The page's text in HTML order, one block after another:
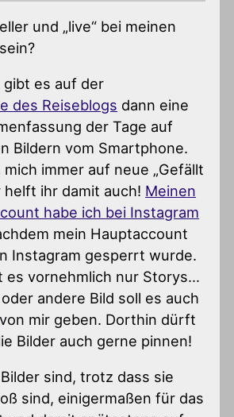
und „live“ bei meinen
es auf der
des Reiseblogs dann eine
der Tage auf
Bildern vom Smartphone.
immer auf neue „Gefällt
helft ihr damit auch! Meinen
habe ich bei Instagram
mein Hauptaccount
Instagram gesperrt wurde.
es vornehmlich nur Storys…
andere Bild soll es auch
von mir geben. Dorthin dürft
Bilder auch gerne pinnen!
sind, trotz dass sie
sind, einigermaßen für das